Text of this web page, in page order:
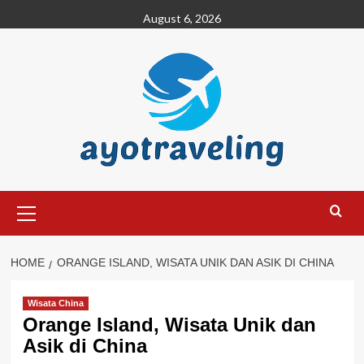
to
August 6, 2026
Menu
HOME ORANGE ISLAND, WISATA UNIK DAN ASIK DI CHINA
Wisata China
Orange Island, Wisata Unik dan
Asik di China